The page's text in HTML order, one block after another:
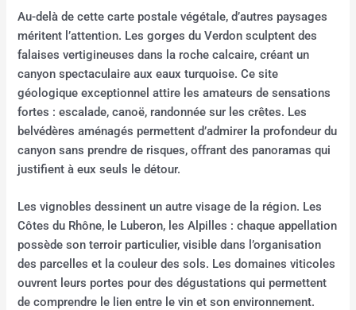
Au-delà de cette carte postale végétale, d’autres paysages
méritent l’attention. Les gorges du Verdon sculptent des
falaises vertigineuses dans la roche calcaire, créant un
canyon spectaculaire aux eaux turquoise. Ce site
géologique exceptionnel attire les amateurs de sensations
fortes : escalade, canoë, randonnée sur les crêtes. Les
belvédères aménagés permettent d’admirer la profondeur du
canyon sans prendre de risques, offrant des panoramas qui
justifient à eux seuls le détour.
Les vignobles dessinent un autre visage de la région. Les
Côtes du Rhône, le Luberon, les Alpilles : chaque appellation
possède son terroir particulier, visible dans l’organisation
des parcelles et la couleur des sols. Les domaines viticoles
ouvrent leurs portes pour des dégustations qui permettent
de comprendre le lien entre le vin et son environnement.